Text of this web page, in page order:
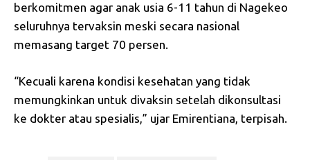
berkomitmen agar anak usia 6-11 tahun di Nagekeo
seluruhnya tervaksin meski secara nasional
memasang target 70 persen.
“Kecuali karena kondisi kesehatan yang tidak
memungkinkan untuk divaksin setelah dikonsultasi
ke dokter atau spesialis,” ujar Emirentiana, terpisah.